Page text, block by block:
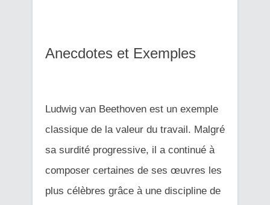
Anecdotes et Exemples
Ludwig van Beethoven est un exemple
classique de la valeur du travail. Malgré
sa surdité progressive, il a continué à
composer certaines de ses œuvres les
plus célèbres grâce à une discipline de